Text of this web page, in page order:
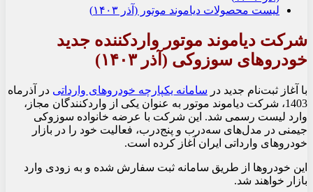
لیست محصولات دیاموند موتور (آذر ۱۴۰۳)
شرکت دیاموند موتور واردکننده جدید
خودروهای سوزوکی (آذر ۱۴۰۳)
با آغاز ثبت‌نام جدید در سامانه یکپارچه خودروهای وارداتی در آذرماه
1403، شرکت دیاموند موتور به عنوان یکی از واردکنندگان مجاز،
وارد لیست رسمی شد. این شرکت با عرضه خانواده سوزوکی
جیمنی در مدل‌های سه‌درب و پنج‌درب، فعالیت خود را در بازار
خودروهای وارداتی ایران آغاز کرده است.
این خودروها از طریق سامانه ثبت سفارش شده و به زودی وارد
بازار خواهند شد.